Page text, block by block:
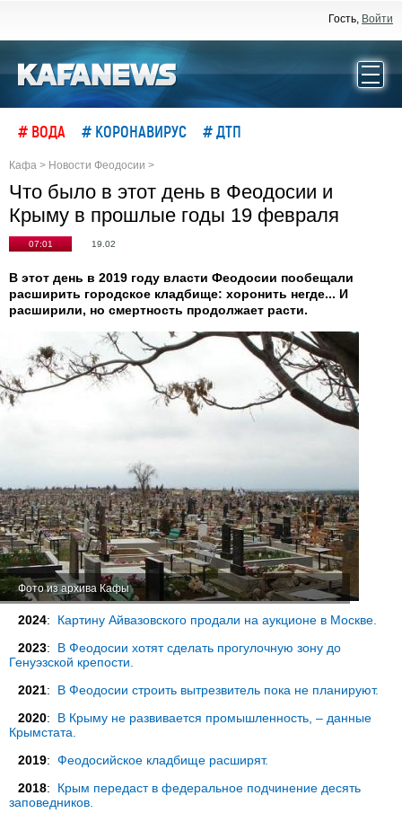
Гость, Войти
# ВОДА # КОРОНАВИРУС # ДТП
Кафа > Новости Феодосии >
Что было в этот день в Феодосии и
Крыму в прошлые годы 19 февраля
07:01 19.02
В этот день в 2019 году власти Феодосии пообещали
расширить городское кладбище: хоронить негде... И
расширили, но смертность продолжает расти.
Фото из архива Кафы
2024: Картину Айвазовского продали на аукционе в Москве.
2023: В Феодосии хотят сделать прогулочную зону до
Генуэзской крепости.
2021: В Феодосии строить вытрезвитель пока не планируют.
2020: В Крыму не развивается промышленность, – данные
Крымстата.
2019: Феодосийское кладбище расширят.
2018: Крым передаст в федеральное подчинение десять
заповедников.